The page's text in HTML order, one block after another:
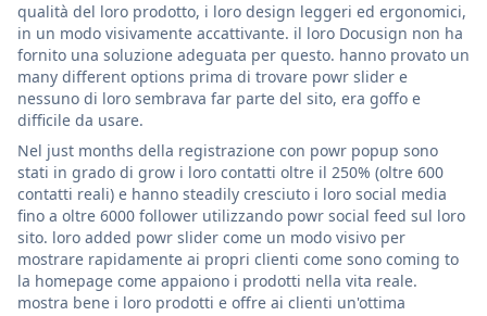
qualità del loro prodotto, i loro design leggeri ed ergonomici,
in un modo visivamente accattivante. il loro Docusign non ha
fornito una soluzione adeguata per questo. hanno provato un
many different options prima di trovare powr slider e
nessuno di loro sembrava far parte del sito, era goffo e
difficile da usare.
Nel just months della registrazione con powr popup sono
stati in grado di grow i loro contatti oltre il 250% (oltre 600
contatti reali) e hanno steadily cresciuto i loro social media
fino a oltre 6000 follower utilizzando powr social feed sul loro
sito. loro added powr slider come un modo visivo per
mostrare rapidamente ai propri clienti come sono coming to
la homepage come appaiono i prodotti nella vita reale.
mostra bene i loro prodotti e offre ai clienti un'ottima